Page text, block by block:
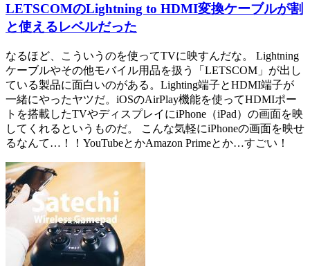
LETSCOMのLightning to HDMI変換ケーブルが割
と使えるレベルだった
なるほど、こういうのを使ってTVに映すんだな。 Lightning
ケーブルやその他モバイル用品を扱う「LETSCOM」が出し
ている製品に面白いのがある。Lighting端子とHDMI端子が
一緒にやったヤツだ。iOSのAirPlay機能を使ってHDMIポー
トを搭載したTVやディスプレイにiPhone（iPad）の画面を映
してくれるというものだ。 こんな気軽にiPhoneの画面を映せ
るなんて…！！YouTubeとかAmazon Primeとか…すごい！